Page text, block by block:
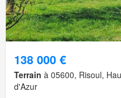
138 000 €
Terrain à 05600, Risoul,
d'Azur